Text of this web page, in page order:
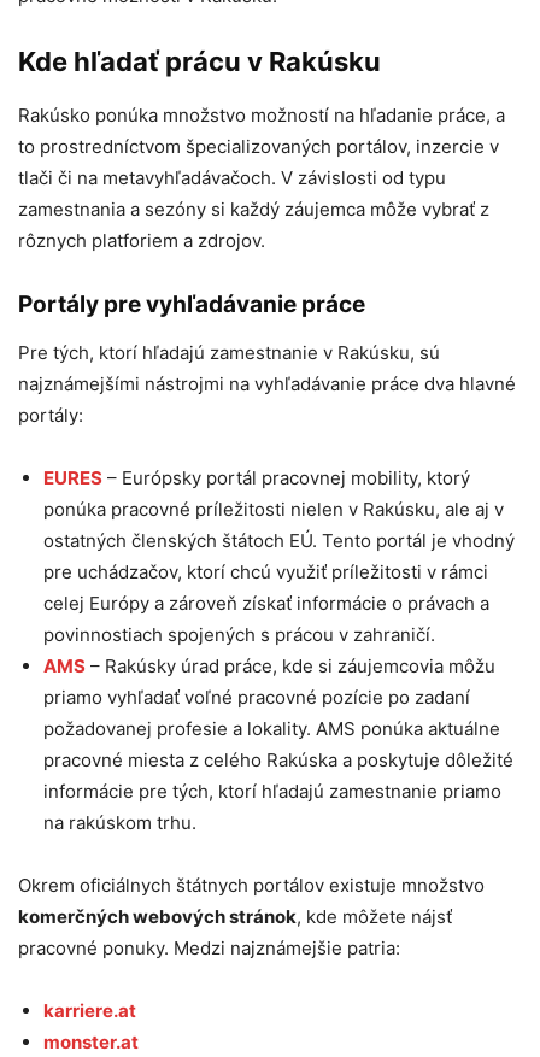
Kde hľadať prácu v Rakúsku
Rakúsko ponúka množstvo možností na hľadanie práce, a
to prostredníctvom špecializovaných portálov, inzercie v
tlači či na metavyhľadávačoch. V závislosti od typu
zamestnania a sezóny si každý záujemca môže vybrať z
rôznych platforiem a zdrojov.
Portály pre vyhľadávanie práce
Pre tých, ktorí hľadajú zamestnanie v Rakúsku, sú
najznámejšími nástrojmi na vyhľadávanie práce dva hlavné
portály:
EURES – Európsky portál pracovnej mobility, ktorý
ponúka pracovné príležitosti nielen v Rakúsku, ale aj v
ostatných členských štátoch EÚ. Tento portál je vhodný
pre uchádzačov, ktorí chcú využiť príležitosti v rámci
celej Európy a zároveň získať informácie o právach a
povinnostiach spojených s prácou v zahraničí.
AMS – Rakúsky úrad práce, kde si záujemcovia môžu
priamo vyhľadať voľné pracovné pozície po zadaní
požadovanej profesie a lokality. AMS ponúka aktuálne
pracovné miesta z celého Rakúska a poskytuje dôležité
informácie pre tých, ktorí hľadajú zamestnanie priamo
na rakúskom trhu.
Okrem oficiálnych štátnych portálov existuje množstvo
komerčných webových stránok, kde môžete nájsť
pracovné ponuky. Medzi najznámejšie patria:
karriere.at
monster.at